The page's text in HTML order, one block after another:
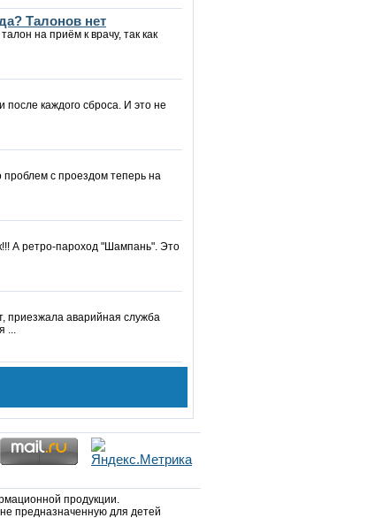
Талонов нет
на приём к врачу, так как
каждого сброса. И это не
проблем с проездом теперь на
А ретро-пароход "Шампань". Это
приезжала аварийная служба
...
продукции.
предназначенную для детей